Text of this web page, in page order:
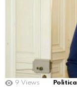
9 Views Politica